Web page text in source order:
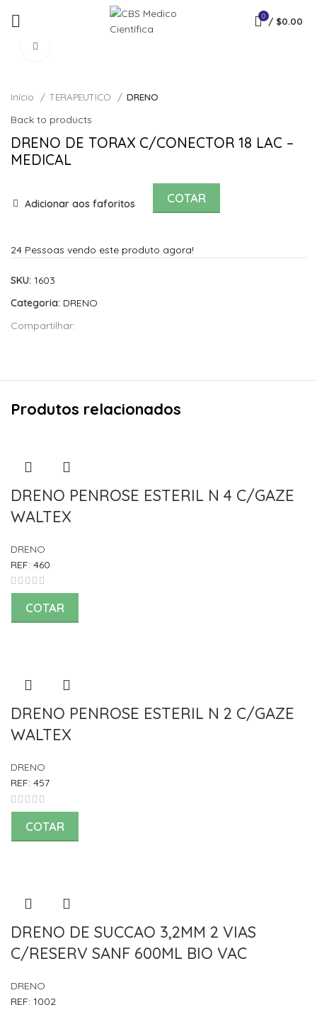
0 / $0.00
Início TERAPEUTICO DRENO
Back to products
DRENO DE TORAX C/CONECTOR 18 LAC –
MEDICAL
Adicionar aos faforitos COTAR
24 Pessoas vendo este produto agora!
SKU: 1603
Categoria: DRENO
Compartilhar:
Produtos relacionados
DRENO PENROSE ESTERIL N 4 C/GAZE
WALTEX
DRENO
REF: 460
COTAR
DRENO PENROSE ESTERIL N 2 C/GAZE
WALTEX
DRENO
REF: 457
COTAR
DRENO DE SUCCAO 3,2MM 2 VIAS
C/RESERV SANF 600ML BIO VAC
DRENO
REF: 1002